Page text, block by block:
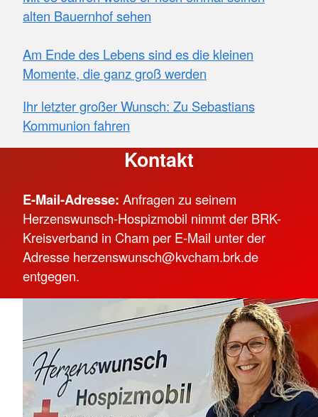
alten Bauernhof sehen
Am Ende des Lebens sind es die kleinen
Momente, die ganz groß werden
Ihr letzter großer Wunsch: Zu Sebastians
Kommunion fahren
Kontakt
E-Mail-Adresse: Anfragen zu seinem
Herzenswunsch-Hospizmobil nimmt der BRK-
Kreisverband in Cham per E-Mail unter der
Adresse herzenswunsch@kvcham.brk.de
entgegen.